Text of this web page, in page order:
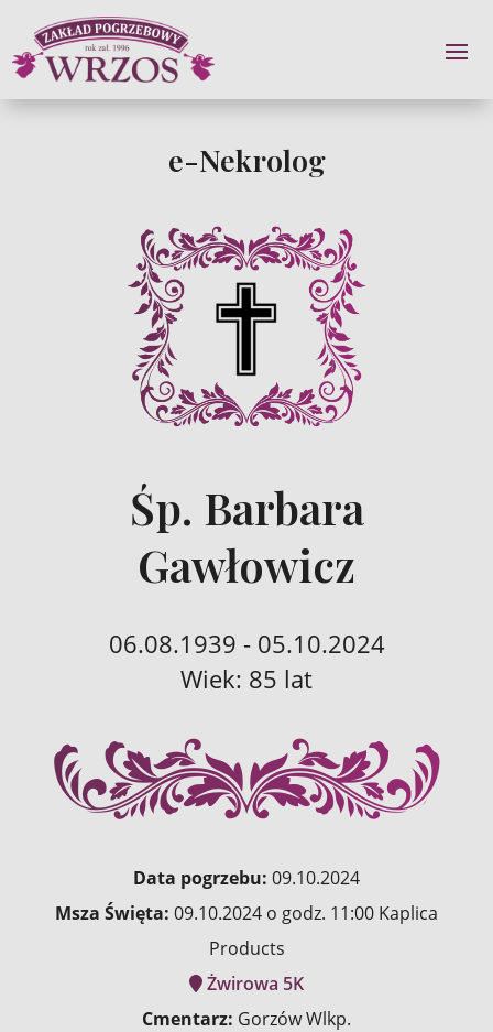
e-Nekrolog
Śp. Barbara
Gawłowicz
06.08.1939 - 05.10.2024
Wiek: 85 lat
Data pogrzebu: 09.10.2024
Msza Święta: 09.10.2024 o godz. 11:00 Kaplica
Products
Żwirowa 5K
Cmentarz: Gorzów Wlkp.